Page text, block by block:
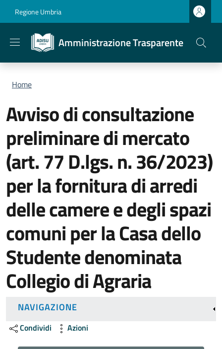
Regione Umbria
Amministrazione Trasparente
Briciole di pane
Home
Avviso di consultazione
preliminare di mercato
(art. 77 D.lgs. n. 36/2023)
per la fornitura di arredi
delle camere e degli spazi
comuni per la Casa dello
Studente denominata
Collegio di Agraria
NAVIGAZIONE
Condividi Azioni